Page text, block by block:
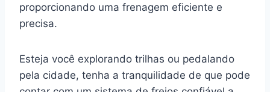
proporcionando uma frenagem eficiente e
precisa.
Esteja você explorando trilhas ou pedalando
pela cidade, tenha a tranquilidade de que pode